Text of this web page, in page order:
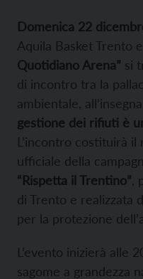
Domenica 22
Aquila Basket Trento
Quotidiano Arena” si
di incontro tra la
ambientale,
gestione dei rifiuti è
L’incontro costituirà
ufficiale della
“Rispetta il Trentino”
di Trento e realizzata
per la protezione
L’evento inizierà alle
sagome a grandezza